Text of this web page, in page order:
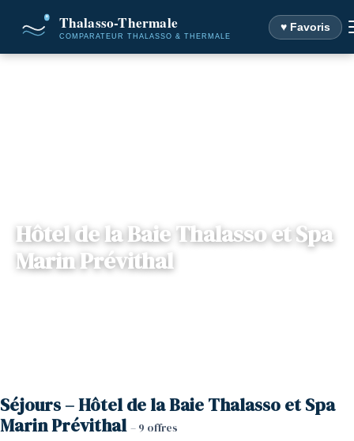
♥ Favoris
Hôtel de la Baie Thalasso et Spa
Marin Prévithal
Séjours – Hôtel de la Baie Thalasso et Spa
Marin Prévithal – 9 offres